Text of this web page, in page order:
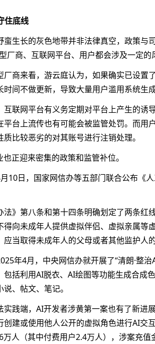
模型和平台的限制更加严格，用户“聊黄”
，相关的“保姆级教程”已变成明码标价的
反馈，这些教程实际上就是教用户如何接
住底线
蛮生长的灰色地带并非法律真空，政策与
厂商、互联网平台、用户都会涉及一定的